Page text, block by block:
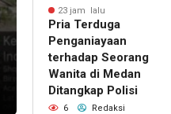
23 jam lalu
Pria Terduga
Penganiayaan
terhadap Seorang
Wanita di Medan
Ditangkap Polisi
6 Redaksi